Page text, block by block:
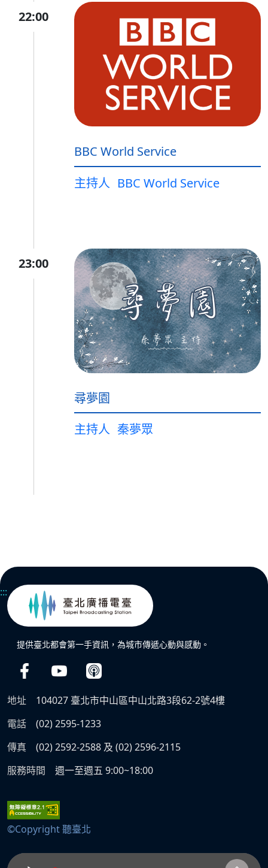
22:00
BBC World Service
主持人 BBC World Service
23:00
尋夢園
主持人 秦夢眾
:::
提供臺北都會第一手資訊，為城市傳遞心動與感動。
地址
104027 臺北市中山區中山北路3段62-2號4樓
電話
(02) 2595-1233
傳真
(02) 2592-2588 及 (02) 2596-2115
服務時間
週一至週五 9:00~18:00
©Copyright 聽臺北